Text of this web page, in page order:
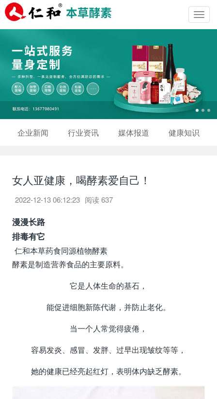
企业新闻 行业资讯 媒体报道 健康知识
女人亚健康，喝酵素爱自己！
2022-12-13 06:12:23 阅读637
漫漫长路
排毒有它
仁和本草药食同源植物酵素
酵素是制造营养食品的主要原料。
它是人体生命的基石，
能促进细胞新陈代谢，并防止老化。
当一个人常觉得疲倦，
容易发炎、感冒、发胖、过早出现皱纹等等，
她的健康已经亮起红灯，表明体内缺乏酵素。